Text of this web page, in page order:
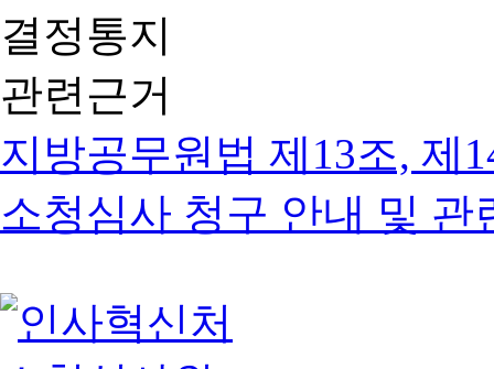
결정통지
관련근거
지방공무원법 제13조, 제
소청심사 청구 안내 및 관